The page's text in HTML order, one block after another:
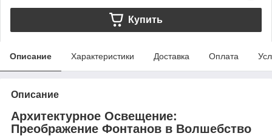
Купить
Описание Характеристики Доставка Оплата
Описание
Архитектурное Освещение:
Преображение Фонтанов в Волшебство